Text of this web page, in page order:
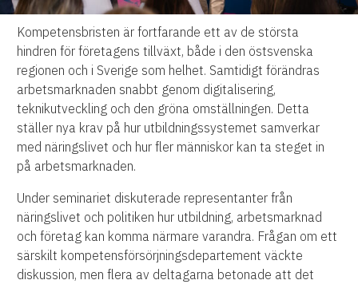
Kompetensbristen är fortfarande ett av de största
hindren för företagens tillväxt, både i den östsvenska
regionen och i Sverige som helhet. Samtidigt förändras
arbetsmarknaden snabbt genom digitalisering,
teknikutveckling och den gröna omställningen. Detta
ställer nya krav på hur utbildningssystemet samverkar
med näringslivet och hur fler människor kan ta steget in
på arbetsmarknaden.
Under seminariet diskuterade representanter från
näringslivet och politiken hur utbildning, arbetsmarknad
och företag kan komma närmare varandra. Frågan om ett
särskilt kompetensförsörjningsdepartement väckte
diskussion, men flera av deltagarna betonade att det